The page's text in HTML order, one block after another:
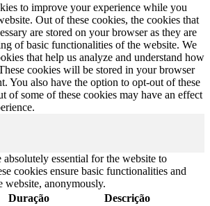
to improve your experience while you
Out of these cookies, the cookies that
are stored on your browser as they are
of basic functionalities of the website. We
that help us analyze and understand how
cookies will be stored in your browser
You also have the option to opt-out of these
of some of these cookies may have an effect
absolutely essential for the website to
cookies ensure basic functionalities and
website, anonymously.
Duração Descrição